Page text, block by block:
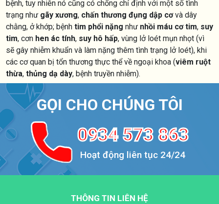
bệnh, tuy nhiên nó cũng có chống chỉ định với một số tình
trạng như gãy xương, chấn thương đụng dập cơvà dây
chằng, ở khớp; bệnh tim phổi nặng như nhồi máu cơ tim, suy
tim, cơn hen ác tính, suy hô hấp, vùng lở loét mụn nhọt (vì
sẽ gây nhiễm khuẩn và làm nặng thêm tình trạng lở loét), khi
các cơ quan bị tổn thương thực thể về ngoại khoa (viêm ruột
thừa, thủng dạ dày, bệnh truyền nhiễm).
GỌI CHO CHÚNG TÔI
0934 573 863
Hoạt động liên tục 24/24
THÔNG TIN LIÊN HỆ